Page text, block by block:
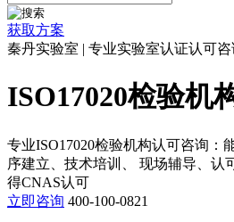
获取方案
秦丹实验室 | 专业实验室认证认可
ISO17020检验机
专业ISO17020检验机构认可咨询：
序建立、技术培训、 现场辅导、认
得CNAS认可
立即咨询 400-100-0821